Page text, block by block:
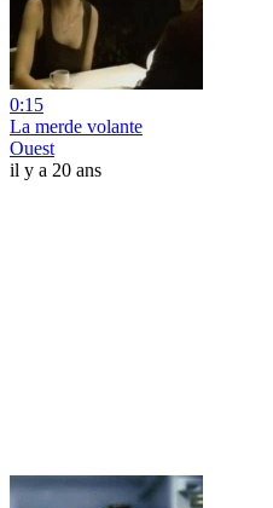
0:15
La merde volante
Ouest
il y a 20 ans